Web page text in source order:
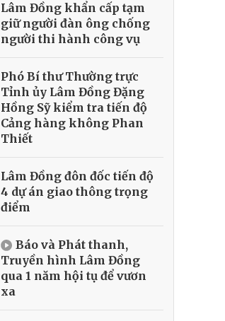
Lâm Đồng khẩn cấp tạm
giữ người đàn ông chống
người thi hành công vụ
Phó Bí thư Thường trực
Tỉnh ủy Lâm Đồng Đặng
Hồng Sỹ kiểm tra tiến độ
Cảng hàng không Phan
Thiết
Lâm Đồng đôn đốc tiến độ
4 dự án giao thông trọng
điểm
Báo và Phát thanh,
Truyền hình Lâm Đồng
qua 1 năm hội tụ để vươn
xa